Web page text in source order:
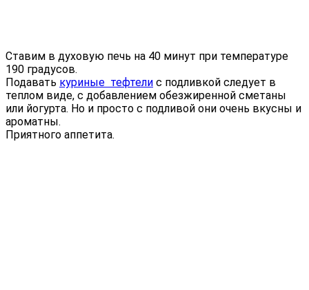
Ставим в духовую печь на 40 минут при температуре
190 градусов.
Подавать куриные тефтели с подливкой следует в
теплом виде, с добавлением обезжиренной сметаны
или йогурта. Но и просто с подливой они очень вкусны и
ароматны.
Приятного аппетита.